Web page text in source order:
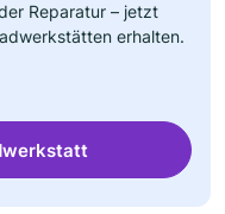
Reparatur – jetzt
erhalten.